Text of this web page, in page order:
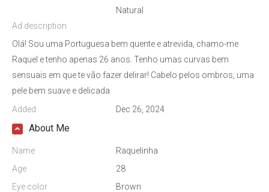
Natural
Ad description
Olá! Sou uma Portuguesa bem quente e atrevida, chamo-me
Raquel e tenho apenas 26 anos. Tenho umas curvas bem
sensuais em que te vão fazer delirar! Cabelo pelos ombros, uma
pele bem suave e delicada
Added
Dec 26, 2024
About Me
Name
Raquelinha
Age
28
Eye color
Brown